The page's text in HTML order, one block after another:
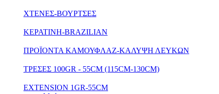
ΧΤΕΝΕΣ-ΒΟΥΡΤΣΕΣ
ΚΕΡΑΤΙΝΗ-BRAZILIAN
ΠΡΟΪΟΝΤΑ ΚΑΜΟΥΦΛΑΖ-ΚΑΛΥΨΗ ΛΕΥΚΩΝ
ΤΡΕΣΕΣ 100GR - 55CM (115CM-130CM)
EXTENSION 1GR-55CM